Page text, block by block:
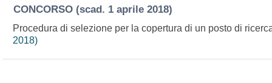
CONCORSO (scad. 1 aprile 2018)
Procedura di selezione per la copertura di un posto di
2018)